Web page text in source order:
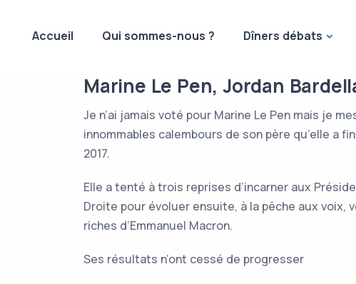
Accueil Qui sommes-nous ? Dîners débats
Marine Le Pen, Jordan
Je n’ai jamais voté pour Marine Le Pen mais je
innommables calembours de son père qu’elle a
2017.
Elle a tenté à trois reprises d’incarner aux
Droite pour évoluer ensuite, à la pêche aux voix,
riches d’Emmanuel Macron.
Ses résultats n’ont cessé de progresser